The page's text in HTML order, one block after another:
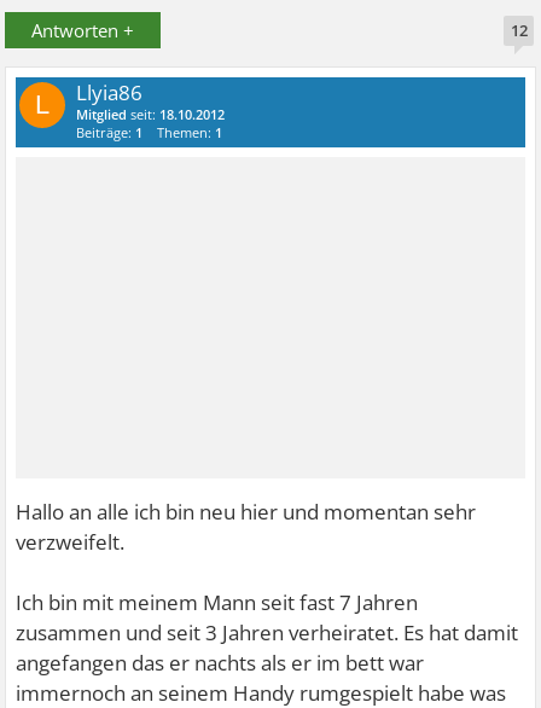
Antworten + 12
L Llyia86
Mitglied seit: 18.10.2012
Beiträge: 1 Themen: 1
Hallo an alle ich bin neu hier und momentan sehr
verzweifelt.
Ich bin mit meinem Mann seit fast 7 Jahren
zusammen und seit 3 Jahren verheiratet. Es hat damit
angefangen das er nachts als er im bett war
immernoch an seinem Handy rumgespielt habe was